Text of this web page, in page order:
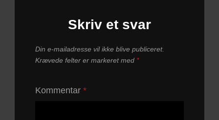
Skriv et svar
Din e-mailadresse vil ikke blive publiceret.
Krævede felter er markeret med *
Kommentar *